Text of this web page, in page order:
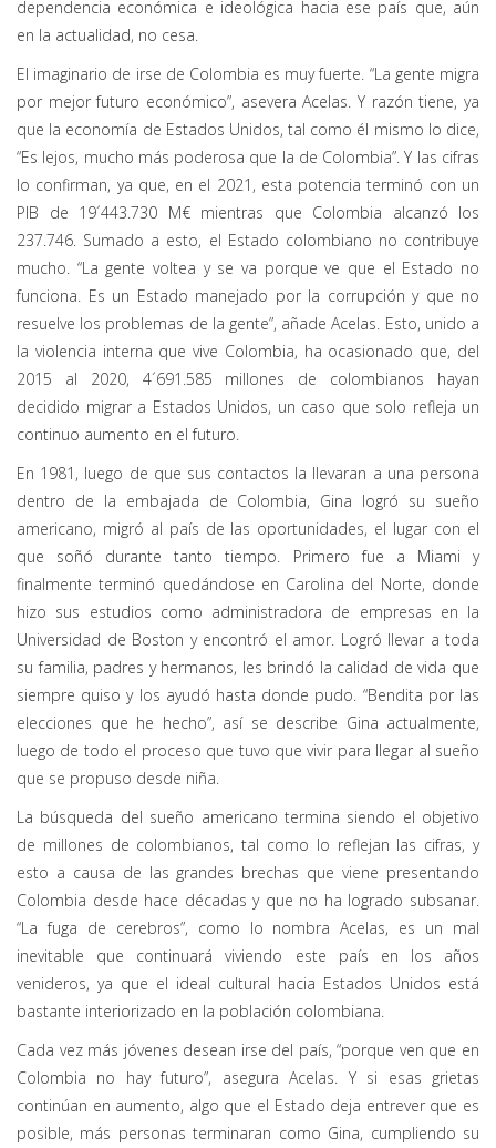
dependencia económica e ideológica hacia ese país que, aún
en la actualidad, no cesa.
El imaginario de irse de Colombia es muy fuerte. “La gente migra
por mejor futuro económico”, asevera Acelas. Y razón tiene, ya
que la economía de Estados Unidos, tal como él mismo lo dice,
“Es lejos, mucho más poderosa que la de Colombia”. Y las cifras
lo confirman, ya que, en el 2021, esta potencia terminó con un
PIB de 19´443.730 M€ mientras que Colombia alcanzó los
237.746. Sumado a esto, el Estado colombiano no contribuye
mucho. “La gente voltea y se va porque ve que el Estado no
funciona. Es un Estado manejado por la corrupción y que no
resuelve los problemas de la gente”, añade Acelas. Esto, unido a
la violencia interna que vive Colombia, ha ocasionado que, del
2015 al 2020, 4´691.585 millones de colombianos hayan
decidido migrar a Estados Unidos, un caso que solo refleja un
continuo aumento en el futuro.
En 1981, luego de que sus contactos la llevaran a una persona
dentro de la embajada de Colombia, Gina logró su sueño
americano, migró al país de las oportunidades, el lugar con el
que soñó durante tanto tiempo. Primero fue a Miami y
finalmente terminó quedándose en Carolina del Norte, donde
hizo sus estudios como administradora de empresas en la
Universidad de Boston y encontró el amor. Logró llevar a toda
su familia, padres y hermanos, les brindó la calidad de vida que
siempre quiso y los ayudó hasta donde pudo. “Bendita por las
elecciones que he hecho”, así se describe Gina actualmente,
luego de todo el proceso que tuvo que vivir para llegar al sueño
que se propuso desde niña.
La búsqueda del sueño americano termina siendo el objetivo
de millones de colombianos, tal como lo reflejan las cifras, y
esto a causa de las grandes brechas que viene presentando
Colombia desde hace décadas y que no ha logrado subsanar.
“La fuga de cerebros”, como lo nombra Acelas, es un mal
inevitable que continuará viviendo este país en los años
venideros, ya que el ideal cultural hacia Estados Unidos está
bastante interiorizado en la población colombiana.
Cada vez más jóvenes desean irse del país, “porque ven que en
Colombia no hay futuro”, asegura Acelas. Y si esas grietas
continúan en aumento, algo que el Estado deja entrever que es
posible, más personas terminaran como Gina, cumpliendo su